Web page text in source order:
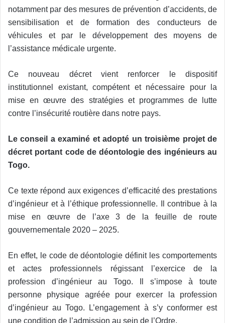
notamment par des mesures de prévention d’accidents, de
sensibilisation et de formation des conducteurs de
véhicules et par le développement des moyens de
l’assistance médicale urgente.
Ce nouveau décret vient renforcer le dispositif
institutionnel existant, compétent et nécessaire pour la
mise en œuvre des stratégies et programmes de lutte
contre l’insécurité routière dans notre pays.
Le conseil a examiné et adopté un troisième projet de
décret portant code de déontologie des ingénieurs au
Togo.
Ce texte répond aux exigences d’efficacité des prestations
d’ingénieur et à l’éthique professionnelle. Il contribue à la
mise en œuvre de l’axe 3 de la feuille de route
gouvernementale 2020 – 2025.
En effet, le code de déontologie définit les comportements
et actes professionnels régissant l’exercice de la
profession d’ingénieur au Togo. Il s’impose à toute
personne physique agréée pour exercer la profession
d’ingénieur au Togo. L’engagement à s’y conformer est
une condition de l’admission au sein de l’Ordre.